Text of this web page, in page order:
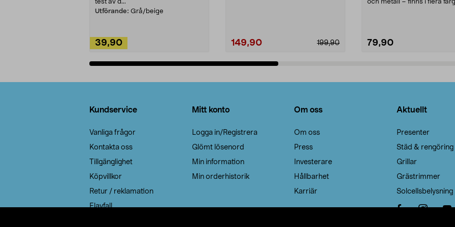
test av d...
Utförande: Grå/beige
39,90 199,90
149,90
och metall – finns i flera
79,90
Kundservice
Vanliga frågor
Kontakta oss
Tillgänglighet
Köpvillkor
Retur / reklamation
Elavfall
Mitt konto
Logga in/Registrera
Glömt lösenord
Min information
Min orderhistorik
Om oss
Om oss
Press
Investerare
Hållbarhet
Karriär
Aktuellt
Presenter
Städ & rengöring
Grillar
Grästrimmer
Solcellsbelysning